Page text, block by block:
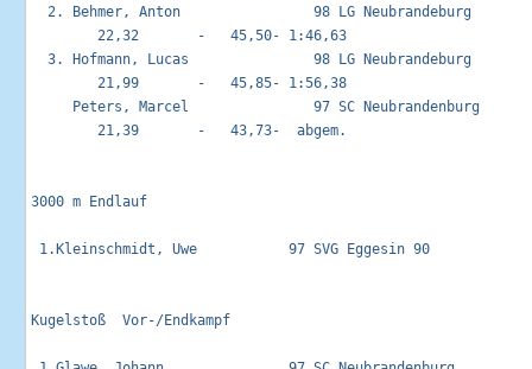
2. Behmer, Anton                98 LG Neubrandeburg
        22,32       -   45,50- 1:46,63
3. Hofmann, Lucas               98 LG Neubrandeburg
        21,99       -   45,85- 1:56,38
Peters, Marcel               97 SC
        21,39       -   43,73-  abgem.
3000 m Endlauf
1.Kleinschmidt, Uwe           97 SVG Eggesin 90
Kugelstoß  Vor-/Endkampf